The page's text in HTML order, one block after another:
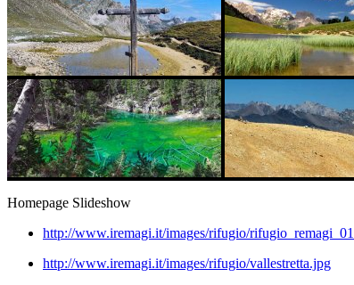
Homepage Slideshow
http://www.iremagi.it/images/rifugio/
http://www.iremagi.it/images/rifugio/vallestretta.jpg